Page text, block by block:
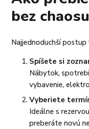
bez
Najjednoduchší
Spíšete si
Nábytok,
vybavenie,
Vyberiete
Ideálne s
preberáte novú